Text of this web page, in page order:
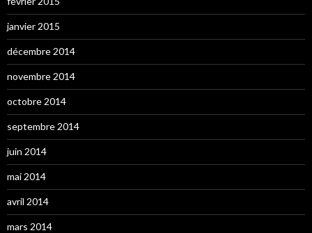
janvier 2015
décembre 2014
novembre 2014
octobre 2014
septembre 2014
juin 2014
mai 2014
avril 2014
mars 2014